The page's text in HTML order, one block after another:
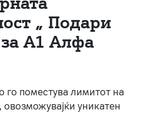
„ Подари
за А1 Алфа
го поместува лимитот на
уникатен